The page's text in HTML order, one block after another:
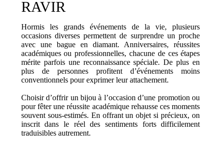
RAVIR
Hormis les grands événements de la vie, plusieurs
occasions diverses permettent de surprendre un proche
avec une bague en diamant. Anniversaires, réussites
académiques ou professionnelles, chacune de ces étapes
mérite parfois une reconnaissance spéciale. De plus en
plus de personnes profitent d’événements moins
conventionnels pour exprimer leur attachement.
Choisir d’offrir un bijou à l’occasion d’une promotion ou
pour fêter une réussite académique rehausse ces moments
souvent sous-estimés. En offrant un objet si précieux, on
inscrit dans le réel des sentiments forts difficilement
traduisibles autrement.